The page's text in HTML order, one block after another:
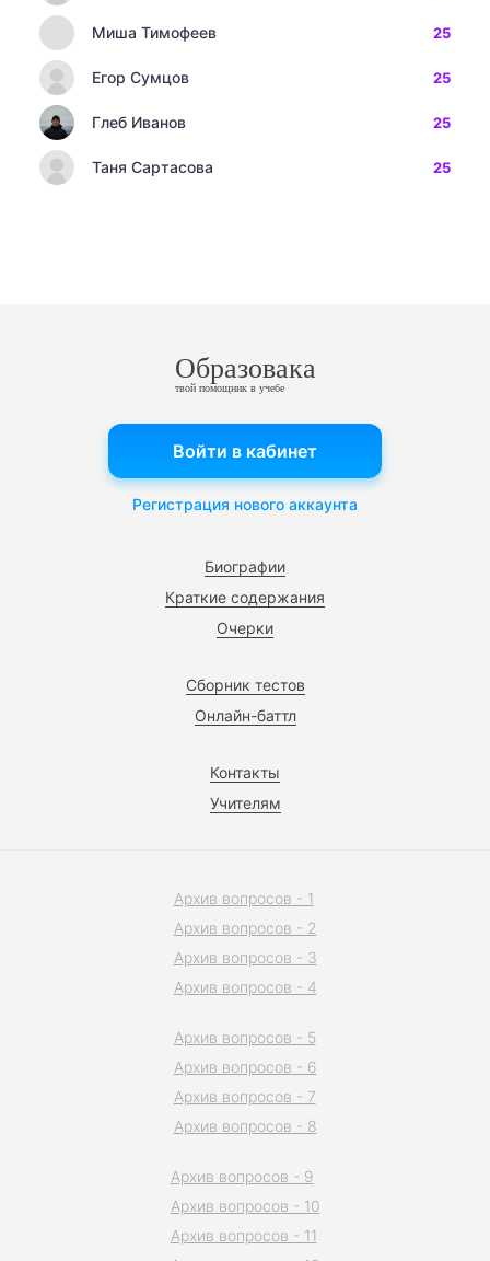
Миша Тимофеев 25
Егор Сумцов 25
Глеб Иванов 25
Таня Сартасова 25
Образовака
твой помощник в учебе
Биографии
Краткие содержания
Очерки
Сборник тестов
Онлайн-баттл
Контакты
Учителям
Войти в кабинет
Регистрация нового аккаунта
Архив вопросов - 1
Архив вопросов - 2
Архив вопросов - 3
Архив вопросов - 4
Архив вопросов - 5
Архив вопросов - 6
Архив вопросов - 7
Архив вопросов - 8
Архив вопросов - 9
Архив вопросов - 10
Архив вопросов - 11